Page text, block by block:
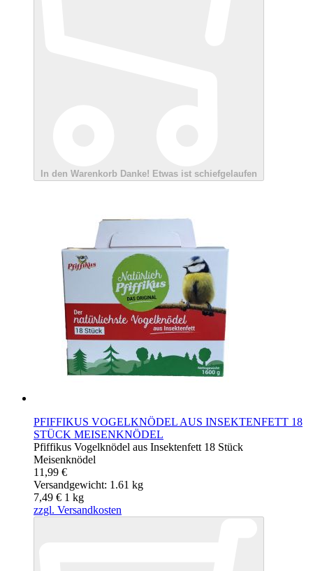
In den Warenkorb Danke! Etwas ist schiefgelaufen
PFIFFIKUS VOGELKNÖDEL AUS INSEKTENFETT 18
STÜCK MEISENKNÖDEL
Pfiffikus Vogelknödel aus Insektenfett 18 Stück
Meisenknödel
11,99 €
Versandgewicht: 1.61 kg
7,49 € 1 kg
zzgl. Versandkosten